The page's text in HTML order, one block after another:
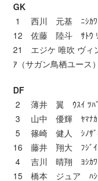
GK
1 西川 元基 ﾆｼｶﾜ ｹ
12 佐藤 陸斗 ｻﾄｳ ﾘｸ
21 エジケ 唯吹 ヴィ
ｱ（サガン鳥栖ユース）
DF
2 薄井 翼 ｳｽｲ ﾂﾊﾞｻ
3 山中 優輝 ﾔﾏﾅｶ ﾕ
5 篠崎 健人 ｼﾉｻﾞｷ
16 藤井 翔大 ﾌｼﾞｲ ｼ
4 吉川 晴翔 ﾖｼｶﾜ ﾊ
15 橋本 ジュア ﾊｼﾓﾄ